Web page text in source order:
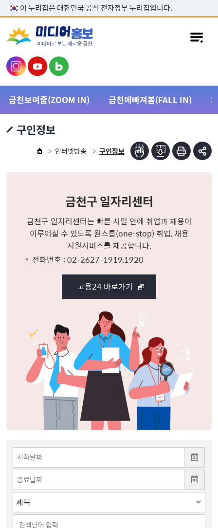
본문 바로가기
이 누리집은 대한민국 공식 전자정부 누리집입니다.
금천보여줌(ZOOM IN) 금천에빠져봄(FALL IN)
구인정보
인터넷방송 구인정보
금천구 일자리센터
금천구 일자리센터는 빠른 시일 안에 취업과 채용이
이루어질 수 있도록 원스톱(one-stop) 취업, 채용
지원서비스를 제공합니다.
전화번호 : 02-2627-1919,1920
고용24 바로가기